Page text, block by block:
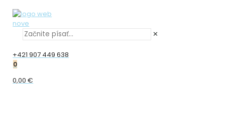
✕
+421 907 449 638
0
0,00 €